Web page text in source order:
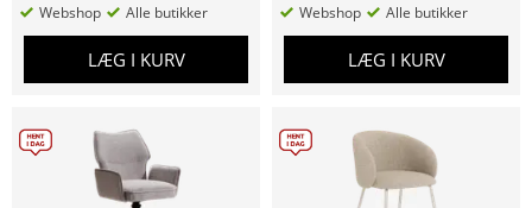
Webshop Alle butikker
LÆG I KURV
Webshop Alle butikker
LÆG I KURV